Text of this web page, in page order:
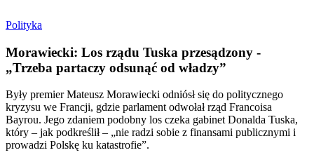
Polityka
Morawiecki: Los rządu Tuska przesądzony -
„Trzeba partaczy odsunąć od władzy”
Były premier Mateusz Morawiecki odniósł się do politycznego
kryzysu we Francji, gdzie parlament odwołał rząd Francoisa
Bayrou. Jego zdaniem podobny los czeka gabinet Donalda Tuska,
który – jak podkreślił – „nie radzi sobie z finansami publicznymi i
prowadzi Polskę ku katastrofie”.